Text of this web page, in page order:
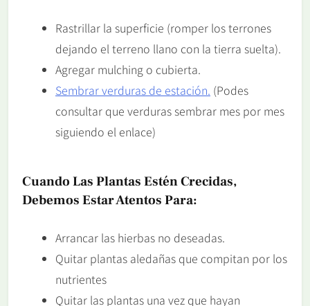
Rastrillar la superficie (romper los terrones
dejando el terreno llano con la tierra suelta).
Agregar mulching o cubierta.
Sembrar verduras de estación. (Podes
consultar que verduras sembrar mes por mes
siguiendo el enlace)
Cuando Las Plantas Estén Crecidas,
Debemos Estar Atentos Para:
Arrancar las hierbas no deseadas.
Quitar plantas aledañas que compitan por los
nutrientes
Quitar las plantas una vez que hayan